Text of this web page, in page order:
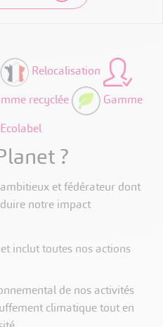
Relocalisation
recyclée
Gamme
?
et fédérateur dont
notre impact
inclut toutes nos actions
de nos activités
climatique tout en